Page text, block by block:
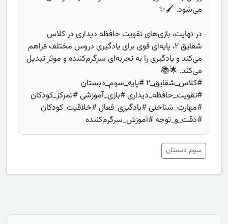
می‌شود. 🖌️✨
در نهایت، بازی‌های تقویت حافظه دیداری در کلاس
شقایق ۲، پایه‌ای قوی برای یادگیری دروس مختلف فراهم
می‌کند و یادگیری را به تجربه‌ای سرگرم‌کننده و موثر تبدیل
می‌کند. 🌟📚
#کلاس_شقایق_۲ #پایه_سوم_دبستان
#تقویت_حافظه_دیداری #بازی_آموزشی #تمرکز_کودکان
#مهارت_شناختی #یادگیری_فعال #خلاقیت_کودکان
#دقت_و_توجه #آموزش_سرگرم‌کننده
سوم دبستان